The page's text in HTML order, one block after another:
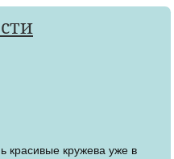
красивые кружева уже в